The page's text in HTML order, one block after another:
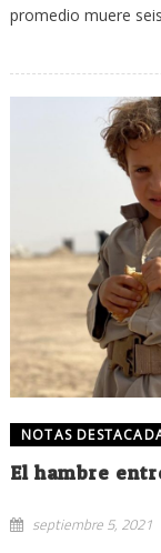
promedio muere
NOTAS
El hambre
septiembre 5, 2021